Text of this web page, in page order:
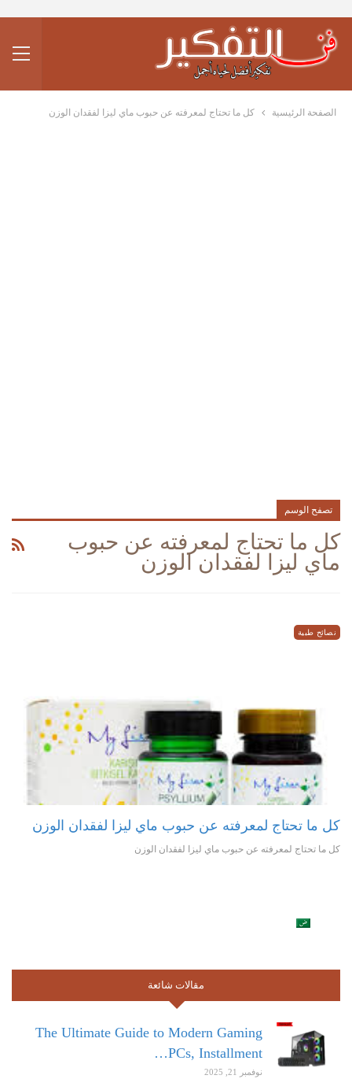
الصفحة الرئيسية كل ما تحتاج لمعرفته عن حبوب ماي ليزا لفقدان الوزن
تصفح الوسم
كل ما تحتاج لمعرفته عن حبوب
ماي ليزا لفقدان الوزن
نصائح طبية
كل ما تحتاج لمعرفته عن حبوب ماي ليزا لفقدان الوزن
كل ما تحتاج لمعرفته عن حبوب ماي ليزا لفقدان الوزن
مقالات شائعة
The Ultimate Guide to Modern Gaming
PCs, Installment…
نوفمبر 21, 2025